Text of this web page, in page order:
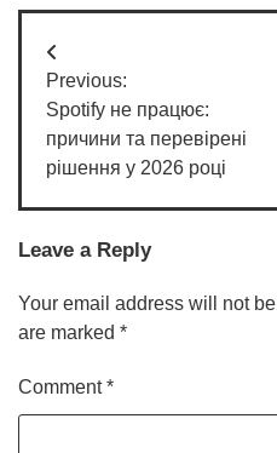
Post
navigation
Previous:
Spotify не працює:
причини та перевірені
рішення у 2026 році
Leave a Reply
Your email address will not
are marked *
Comment*